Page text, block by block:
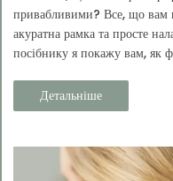
привабливими? Все, що вам
акуратна рамка та просте
посібнику я покажу вам, як
Детальніше